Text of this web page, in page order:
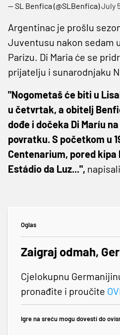
— SL Benfica (@SLBenfica)July
Argentinac je prošlu
Juventusu nakon sedam
Parizu. Di Maria će se
prijatelju i sunarodnjaku
"Nogometaš će biti u
u četvrtak, a obitelj
dođe i dočeka Di Maríu
povratku. S početkom u
Centenarium, pored kipa
Estádio da Luz...",
Oglas
Zaigraj odmah,
Cjelokupnu
pronađite i proučite
Igre na sreću mogu dovesti do